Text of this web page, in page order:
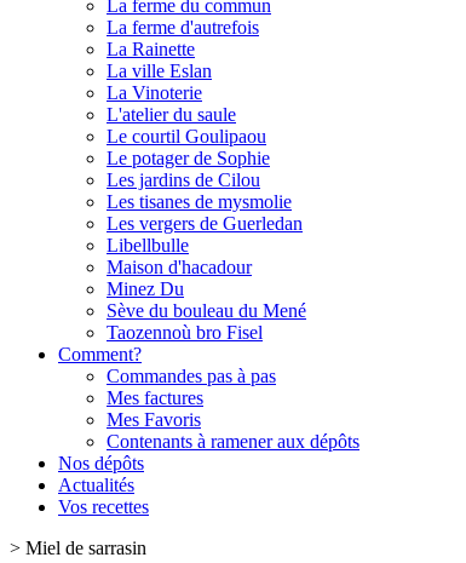
La ferme du commun
La ferme d'autrefois
La Rainette
La ville Eslan
La Vinoterie
L'atelier du saule
Le courtil Goulipaou
Le potager de Sophie
Les jardins de Cilou
Les tisanes de mysmolie
Les vergers de Guerledan
Libellbulle
Maison d'hacadour
Minez Du
Sève du bouleau du Mené
Taozennoù bro Fisel
Comment?
Commandes pas à pas
Mes factures
Mes Favoris
Contenants à ramener aux dépôts
Nos dépôts
Actualités
Vos recettes
> Miel de sarrasin